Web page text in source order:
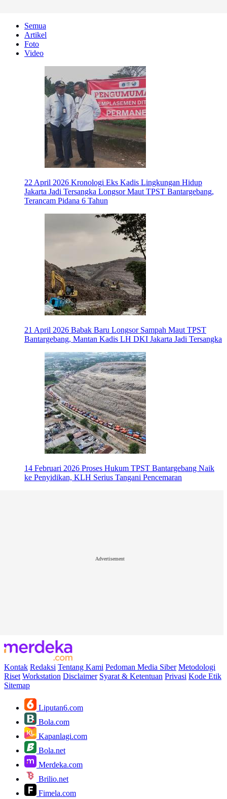
Semua
Artikel
Foto
Video
22 April 2026 Kronologi Eks Kadis Lingkungan Hidup
Jakarta Jadi Tersangka Longsor Maut TPST Bantargebang,
Terancam Pidana 6 Tahun
21 April 2026 Babak Baru Longsor Sampah Maut TPST
Bantargebang, Mantan Kadis LH DKI Jakarta Jadi Tersangka
14 Februari 2026 Proses Hukum TPST Bantargebang Naik
ke Penyidikan, KLH Serius Tangani Pencemaran
Advertisement
Kontak Redaksi Tentang Kami Pedoman Media Siber Metodologi
Riset Workstation Disclaimer Syarat & Ketentuan Privasi Kode Etik
Sitemap
Liputan6.com
Bola.com
Kapanlagi.com
Bola.net
Merdeka.com
Brilio.net
Fimela.com